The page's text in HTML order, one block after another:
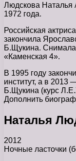
Людскова Наталья
1972 года.
Российская
закончила
Б.Щукина.
«Каменская 4».
В 1995 году
институт, а в 2013
Б.Щукина (курс
Дополнить
Наталья
2012
Ночные ласточки